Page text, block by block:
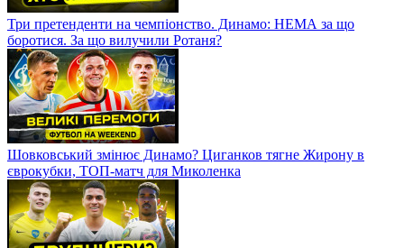
Три претенденти на чемпіонство. Динамо: НЕМА за що
боротися. За що вилучили Ротаня?
Шовковський змінює Динамо? Циганков тягне Жирону в
єврокубки, ТОП-матч для Миколенка